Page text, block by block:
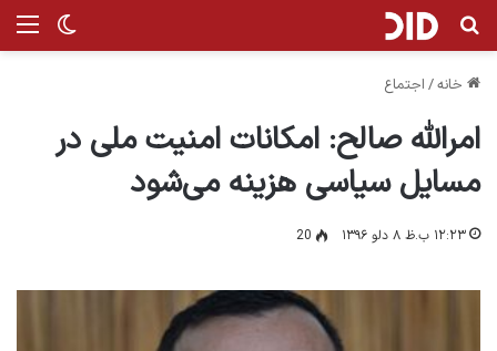
تغییر جستجو برای
خانه/ اجتماع
امرالله صالح: امکانات امنیت ملی در
مسایل سیاسی هزینه می‌شود
۱۲:۲۳ ب.ظ ۸ دلو ۱۳۹۶ 20